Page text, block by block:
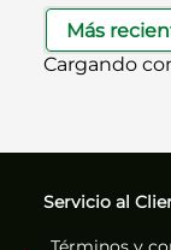
Más
Cargando
Servicio al